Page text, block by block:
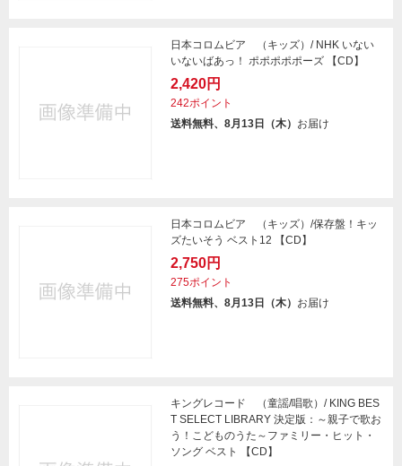
日本コロムビア （キッズ）/ NHK いない
いないばあっ！ ポポポポポーズ 【CD】
2,420円
242ポイント
送料無料、8月13日（木） お届け
日本コロムビア （キッズ）/保存盤！キッ
ズたいそう ベスト12 【CD】
2,750円
275ポイント
送料無料、8月13日（木） お届け
キングレコード （童謡/唱歌）/ KING BES
T SELECT LIBRARY 決定版：～親子で歌お
う！こどものうた～ファミリー・ヒット・
ソング ベスト 【CD】